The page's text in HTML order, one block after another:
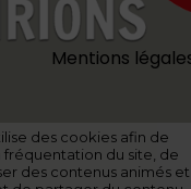
Mentions
par Centre France Publicité
par Net15 -Site
Générales d'Utilisation
des cookies afin de
fréquentation du site, de
des contenus animés et